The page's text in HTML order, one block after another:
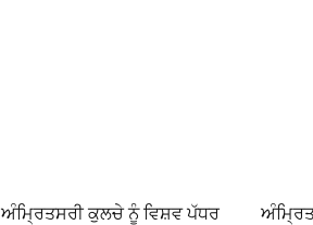
ਅੰਮ੍ਰਿਤਸਰੀ ਕੁਲਚੇ ਨੂੰ ਵਿਸ਼ਵ ਪੱਧਰ